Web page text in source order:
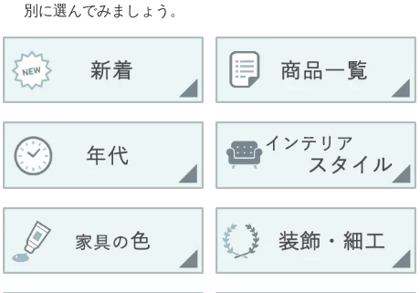
別に選んでみましょう。